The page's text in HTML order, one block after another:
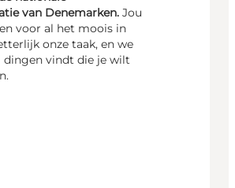
van Denemarken. Jou
voor al het moois in
onze taak, en we
dingen vindt die je wilt